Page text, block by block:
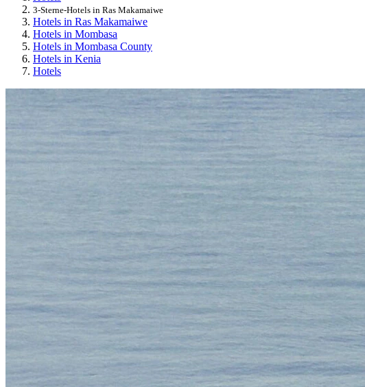
3-Sterne-Hotels in Ras Makamaiwe
Hotels in Ras Makamaiwe
Hotels in Mombasa
Hotels in Mombasa County
Hotels in Kenia
Hotels